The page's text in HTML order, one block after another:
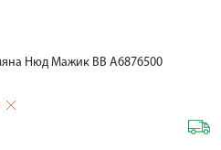
Нюд Мажик ВВ А6876500